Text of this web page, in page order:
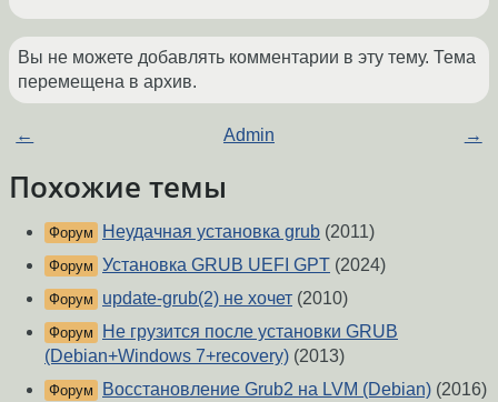
Вы не можете добавлять комментарии в эту тему. Тема
перемещена в архив.
← Admin →
Похожие темы
Форум Неудачная установка grub (2011)
Форум Установка GRUB UEFI GPT (2024)
Форум update-grub(2) не хочет (2010)
Форум
Не грузится после установки GRUB
(Debian+Windows 7+recovery) (2013)
Форум Восстановление Grub2 на LVM (Debian) (2016)